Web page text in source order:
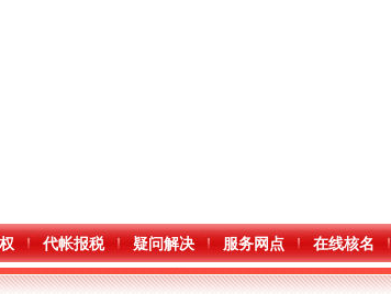
代帐报税 疑问解决 服务网点 在线核名